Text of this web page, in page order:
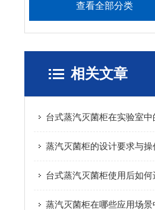
查看全部分类
相关文章